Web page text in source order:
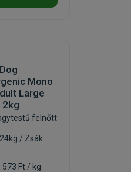
Mono
Large
felnőtt
/ Zsák
573 Ft / kg